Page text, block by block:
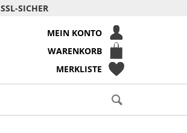
SSL-SICHER
MEIN KONTO
WARENKORB
MERKLISTE